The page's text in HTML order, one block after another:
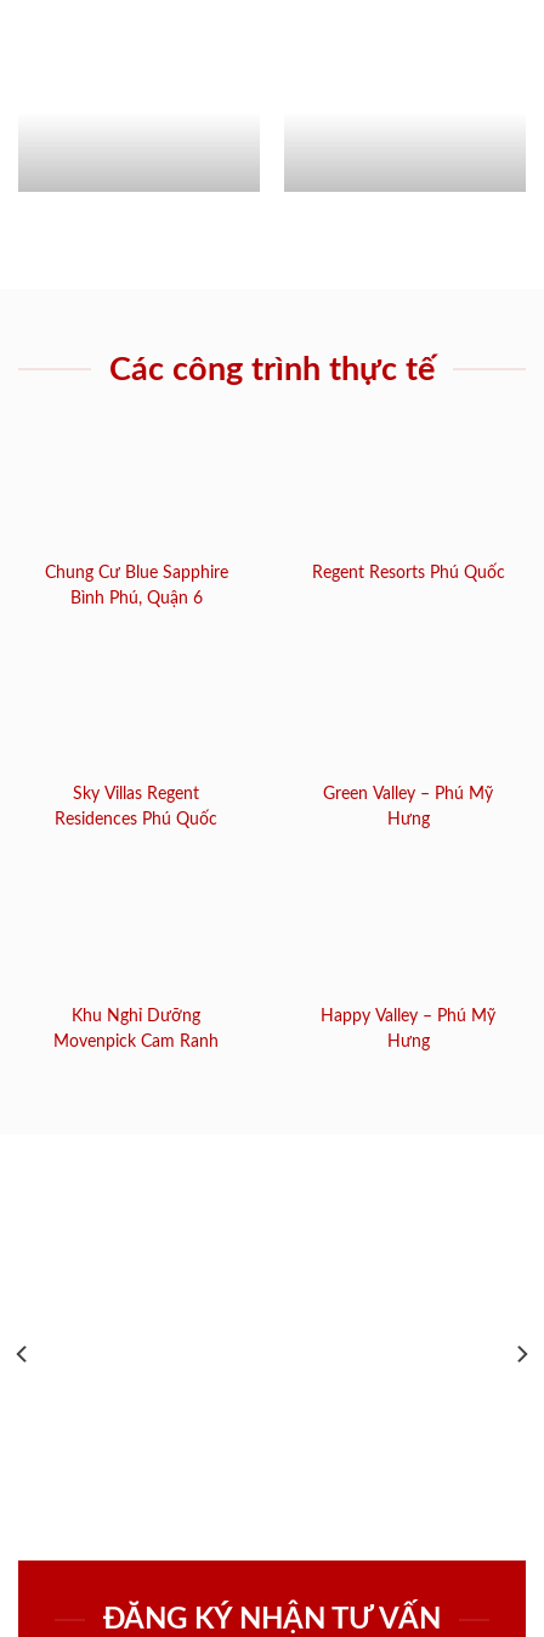
Các công trình thực tế
Chung Cư Blue Sapphire
Bình Phú, Quận 6
Regent Resorts Phú Quốc
Sky Villas Regent
Residences Phú Quốc
Green Valley – Phú Mỹ
Hưng
Khu Nghỉ Dưỡng
Movenpick Cam Ranh
Happy Valley – Phú Mỹ
Hưng
ĐĂNG KÝ NHẬN TƯ VẤN